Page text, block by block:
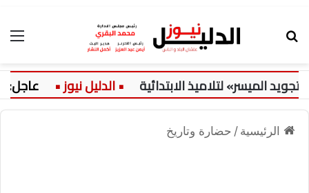
الميسر» لتلاميذ الابتدائية عاجل:
الرئيسية / حضارة وتاريخ